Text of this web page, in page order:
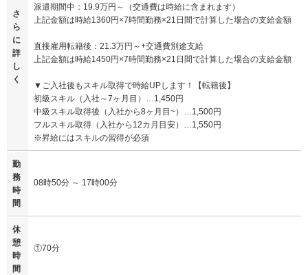
さ
ら
に
詳
し
く
派遣期間中：19.9万円～（交通費は時給に含まれます）
上記金額は時給1360円×7時間勤務×21日間で計算した場合の支給金額
直接雇用転籍後：21.3万円～+交通費別途支給
上記金額は時給1450円×7時間勤務×21日間で計算した場合の支給金額
▼ご入社後もスキル取得で時給UPします！【転籍後】
初級スキル（入社～7ヶ月目）…1,450円
中級スキル取得後（入社から8ヶ月目~）…1,500円
フルスキル取得（入社から12カ月目安）…1,550円
※昇給にはスキルの習得が必須
勤
務
時
間
08時50分 ～ 17時00分
休
憩
時
間
①70分